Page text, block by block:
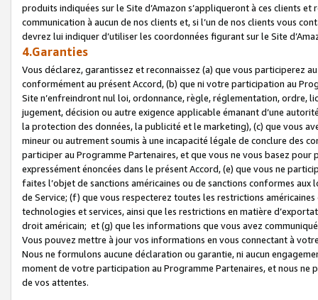
produits indiquées sur le Site d’Amazon s’appliqueront à ces clients
communication à aucun de nos clients et, si l’un de nos clients vous
devrez lui indiquer d’utiliser les coordonnées figurant sur le Site
4.Garanties
Vous déclarez, garantissez et reconnaissez (a) que vous participerez
conformément au présent Accord, (b) que ni votre participation au
Site n’enfreindront nul loi, ordonnance, règle, réglementation, ordre,
jugement, décision ou autre exigence applicable émanant d’une
la protection des données, la publicité et le marketing), (c) que vous
mineur ou autrement soumis à une incapacité légale de conclure des
participer au Programme Partenaires, et que vous ne vous basez
expressément énoncées dans le présent Accord, (e) que vous ne
faites l’objet de sanctions américaines ou de sanctions conformes
de Service; (f) que vous respecterez toutes les restrictions
technologies et services, ainsi que les restrictions en matière
droit américain; et (g) que les informations que vous avez
Vous pouvez mettre à jour vos informations en vous connectant à
Nous ne formulons aucune déclaration ou garantie, ni aucun
moment de votre participation au Programme Partenaires, et nous
de vos attentes.